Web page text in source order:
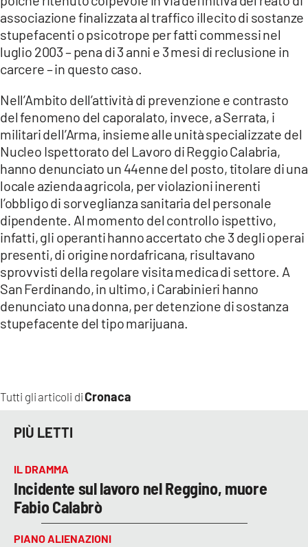
Tutti gli articoli diCronaca
associazione finalizzata al traffico illecito di sostanze
stupefacenti o psicotrope per fatti commessi nel
luglio 2003 – pena di 3 anni e 3 mesi di reclusione in
carcere – in questo caso.
Nell’Ambito dell’attività di prevenzione e contrasto
del fenomeno del caporalato, invece, a Serrata, i
militari dell’Arma, insieme alle unità specializzate del
Nucleo Ispettorato del Lavoro di Reggio Calabria,
hanno denunciato un 44enne del posto, titolare di una
locale azienda agricola, per violazioni inerenti
l’obbligo di sorveglianza sanitaria del personale
dipendente. Al momento del controllo ispettivo,
infatti, gli operanti hanno accertato che 3 degli operai
presenti, di origine nordafricana, risultavano
sprovvisti della regolare visita medica di settore. A
San Ferdinando, in ultimo, i Carabinieri hanno
denunciato una donna, per detenzione di sostanza
stupefacente del tipo marijuana.
PIÙ LETTI
IL DRAMMA
Incidente sul lavoro nel Reggino, muore
Fabio Calabrò
PIANO ALIENAZIONI